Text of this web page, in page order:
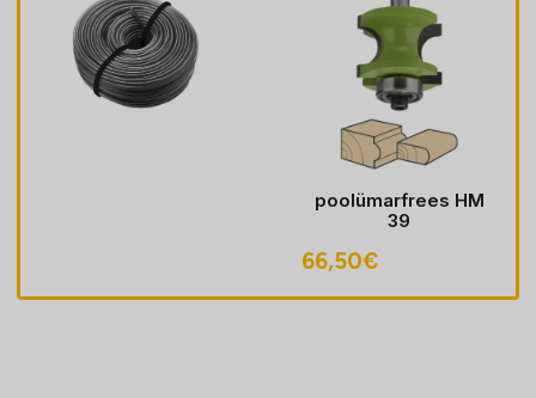
poolümarfrees HM
39
66,50€